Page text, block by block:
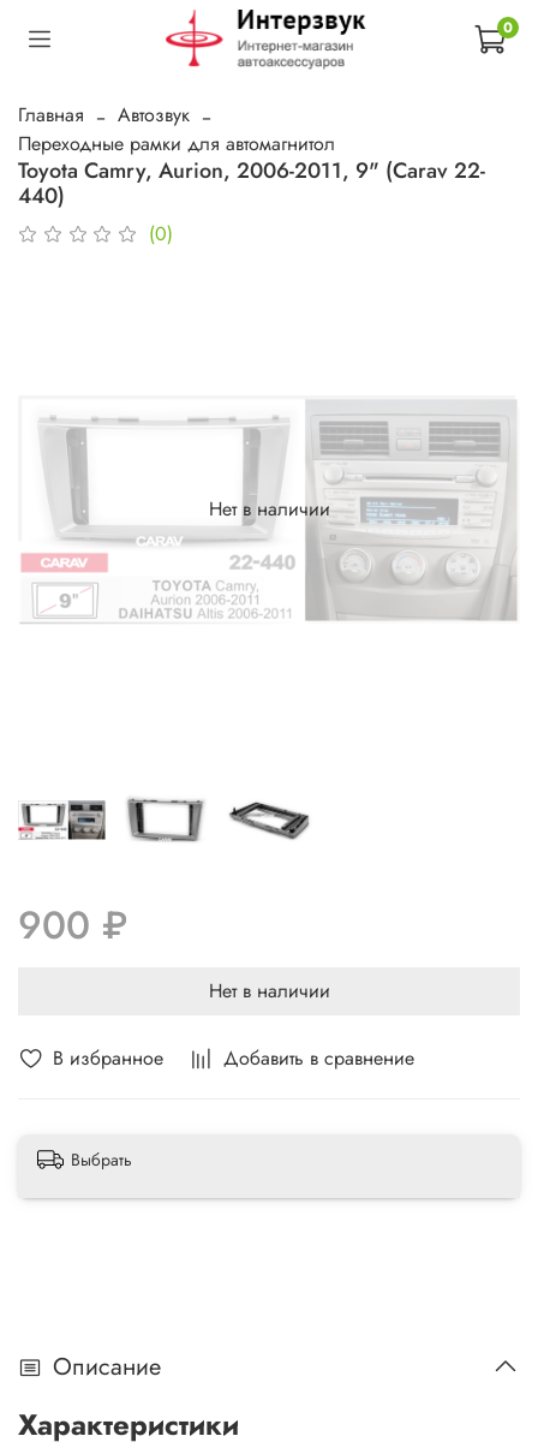
0
Главная
Автозвук
Переходные рамки для автомагнитол
Toyota Camry, Aurion, 2006-2011, 9" (Carav 22-
440)
(0)
В избранное Добавить в сравнение
Нет в наличии
900 ₽
Нет в наличии
Выбрать
Описание
Характеристики